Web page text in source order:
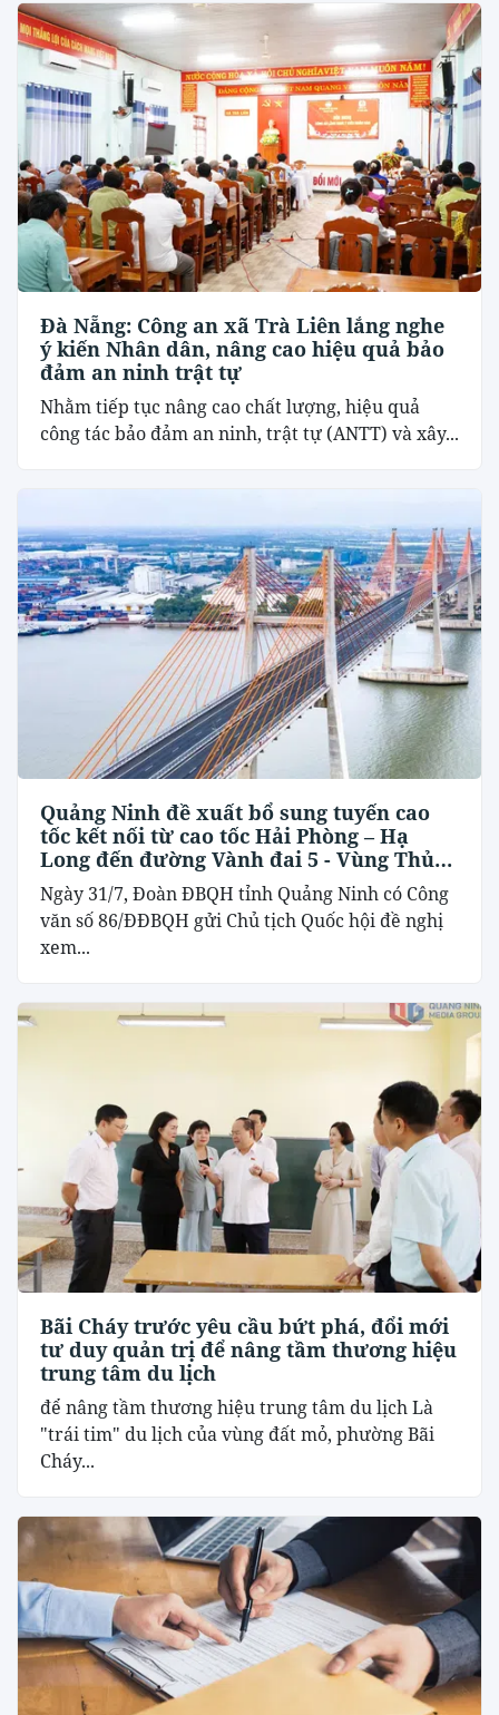
Đà Nẵng: Công an xã Trà Liên lắng nghe
ý kiến Nhân dân, nâng cao hiệu quả bảo
đảm an ninh trật tự
Nhằm tiếp tục nâng cao chất lượng, hiệu quả
công tác bảo đảm an ninh, trật tự (ANTT) và xây...
Quảng Ninh đề xuất bổ sung tuyến cao
tốc kết nối từ cao tốc Hải Phòng – Hạ
Long đến đường Vành đai 5 - Vùng Thủ
đô Hà Nội
Ngày 31/7, Đoàn ĐBQH tỉnh Quảng Ninh có Công
văn số 86/ĐĐBQH gửi Chủ tịch Quốc hội đề nghị
xem...
Bãi Cháy trước yêu cầu bứt phá, đổi mới
tư duy quản trị để nâng tầm thương hiệu
trung tâm du lịch
để nâng tầm thương hiệu trung tâm du lịch Là
"trái tim" du lịch của vùng đất mỏ, phường Bãi
Cháy...